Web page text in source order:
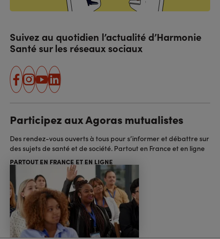
Suivez au quotidien l’actualité d’Harmonie
Santé sur les réseaux sociaux
facebook
instagram
youtube
linkedin
Participez aux Agoras mutualistes
Des rendez-vous ouverts à tous pour s’informer et débattre sur
des sujets de santé et de société. Partout en France et en ligne
PARTOUT EN FRANCE ET EN LIGNE